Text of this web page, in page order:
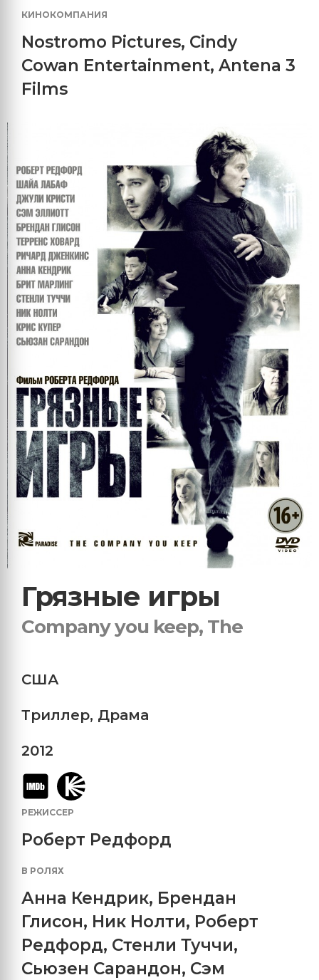
КИНОКОМПАНИЯ
Nostromo Pictures, Cindy
Cowan Entertainment, Antena 3
Films
Грязные игры
Company you keep, The
США
Триллер, Драма
2012
РЕЖИССЕР
Роберт Редфорд
В РОЛЯХ
Анна Кендрик, Брендан
Глисон, Ник Нолти, Роберт
Редфорд, Стенли Туччи,
Сьюзен Сарандон, Сэм